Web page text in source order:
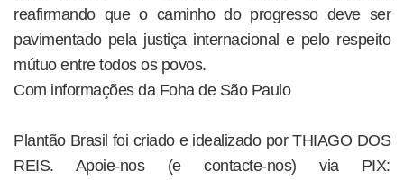
reafirmando que o caminho do progresso deve ser
pavimentado pela justiça internacional e pelo respeito
mútuo entre todos os povos.
Com informações da Foha de São Paulo
Plantão Brasil foi criado e idealizado por THIAGO DOS
REIS. Apoie-nos (e contacte-nos) via PIX: